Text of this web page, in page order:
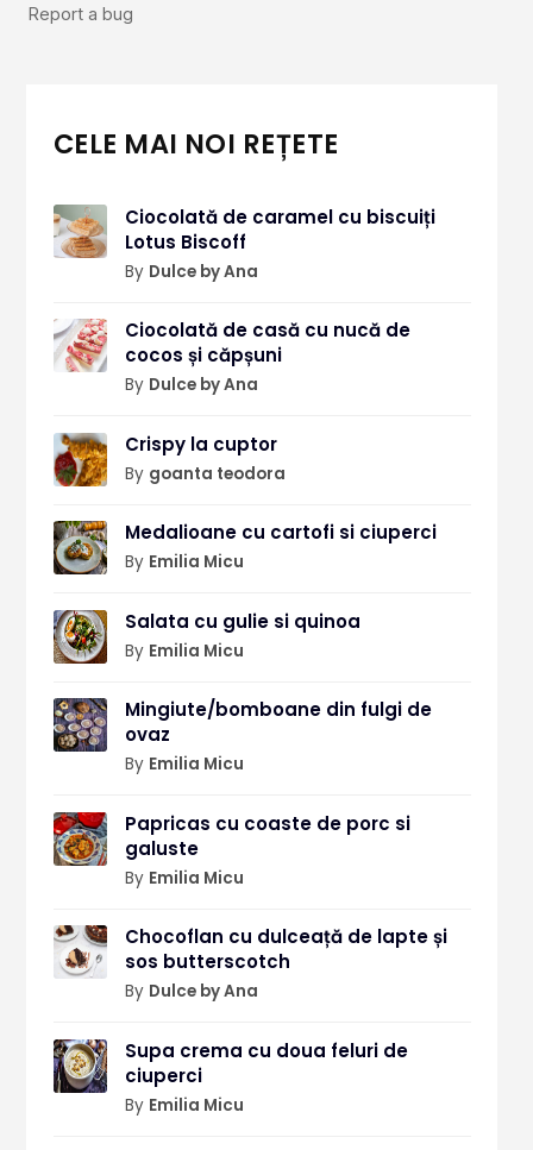
CELE MAI NOI REȚETE
Ciocolată de caramel cu biscuiți
Lotus Biscoff
By Dulce by Ana
Ciocolată de casă cu nucă de
cocos și căpșuni
By Dulce by Ana
Crispy la cuptor
By goanta teodora
Medalioane cu cartofi si ciuperci
By Emilia Micu
Salata cu gulie si quinoa
By Emilia Micu
Mingiute/bomboane din fulgi de
ovaz
By Emilia Micu
Papricas cu coaste de porc si
galuste
By Emilia Micu
Chocoflan cu dulceață de lapte și
sos butterscotch
By Dulce by Ana
Supa crema cu doua feluri de
ciuperci
By Emilia Micu